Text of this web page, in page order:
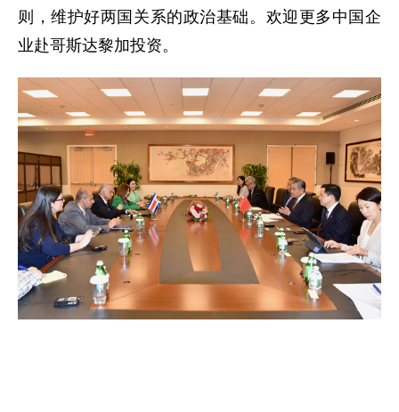
则，维护好两国关系的政治基础。欢迎更多中国企
业赴哥斯达黎加投资。